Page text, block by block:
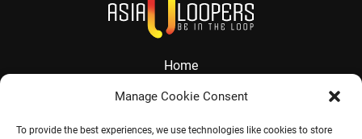
Manage Cookie Consent
To provide the best experiences, we use technologies like cookies to store
Home
About
Services